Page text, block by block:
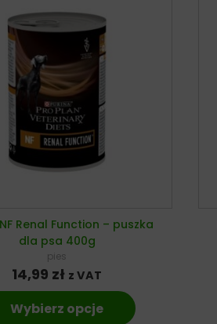
Renal Function – puszka
dla psa 400g
pies
14,99 zł z VAT
Wybierz opcje